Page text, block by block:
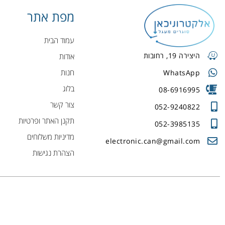
היצירה 19, רחובות
WhatsApp
08-6916995
052-9240822
052-3985135
electronic.can@gmail.com
מפת אתר
עמוד הבית
אודות
חנות
בלוג
צור קשר
תקנן האתר ופרטיות
מדיניות משלוחים
הצהרת נגישות